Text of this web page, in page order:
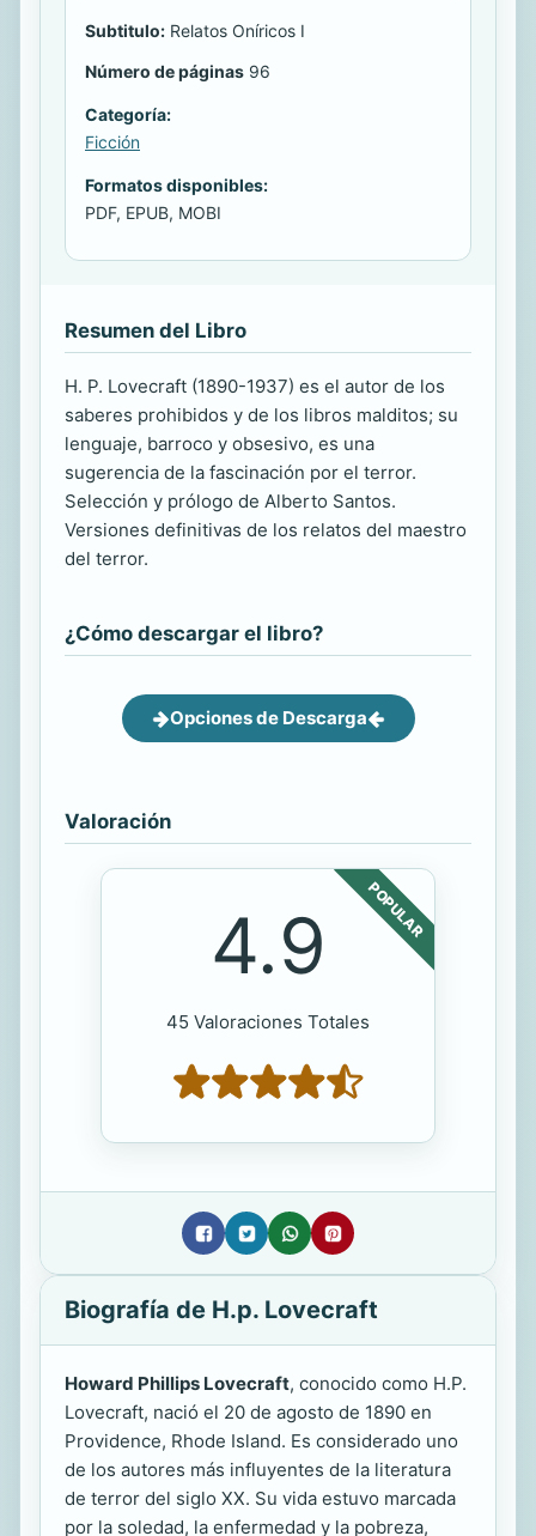
Subtitulo: Relatos Oníricos I
Número de páginas 96
Categoría:
Ficción
Formatos disponibles:
PDF, EPUB, MOBI
Resumen del Libro
H. P. Lovecraft (1890-1937) es el autor de los
saberes prohibidos y de los libros malditos; su
lenguaje, barroco y obsesivo, es una
sugerencia de la fascinación por el terror.
Selección y prólogo de Alberto Santos.
Versiones definitivas de los relatos del maestro
del terror.
¿Cómo descargar el libro?
Opciones de Descarga
Valoración
POPULAR
4.9
45 Valoraciones Totales
Biografía de H.p. Lovecraft
Howard Phillips Lovecraft, conocido como H.P.
Lovecraft, nació el 20 de agosto de 1890 en
Providence, Rhode Island. Es considerado uno
de los autores más influyentes de la literatura
de terror del siglo XX. Su vida estuvo marcada
por la soledad, la enfermedad y la pobreza,